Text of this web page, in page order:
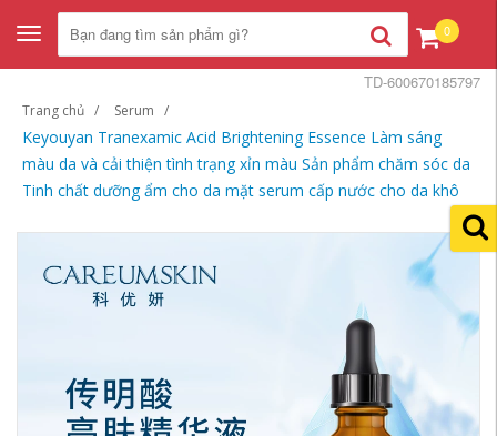
Toggle
navigation
0
Trang chủ Serum
Keyouyan Tranexamic Acid Brightening Essence Làm sáng
màu da và cải thiện tình trạng xỉn màu Sản phẩm chăm sóc da
Tinh chất dưỡng ẩm cho da mặt serum cấp nước cho da khô
TD-600670185797